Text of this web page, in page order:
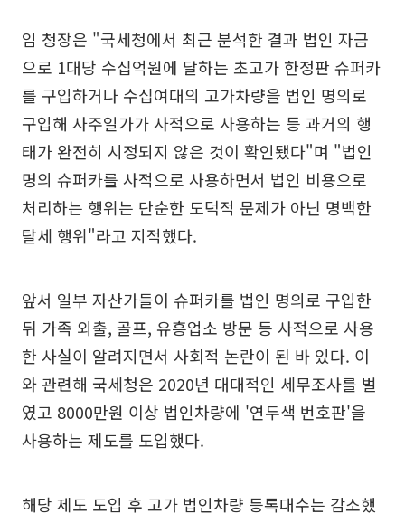
임 청장은 "국세청에서 최근 분석한 결과 법인 자금
으로 1대당 수십억원에 달하는 초고가 한정판 슈퍼카
를 구입하거나 수십여대의 고가차량을 법인 명의로
구입해 사주일가가 사적으로 사용하는 등 과거의 행
태가 완전히 시정되지 않은 것이 확인됐다"며 "법인
명의 슈퍼카를 사적으로 사용하면서 법인 비용으로
처리하는 행위는 단순한 도덕적 문제가 아닌 명백한
탈세 행위"라고 지적했다.
앞서 일부 자산가들이 슈퍼카를 법인 명의로 구입한
뒤 가족 외출, 골프, 유흥업소 방문 등 사적으로 사용
한 사실이 알려지면서 사회적 논란이 된 바 있다. 이
와 관련해 국세청은 2020년 대대적인 세무조사를 벌
였고 8000만원 이상 법인차량에 '연두색 번호판'을
사용하는 제도를 도입했다.
해당 제도 도입 후 고가 법인차량 등록대수는 감소했